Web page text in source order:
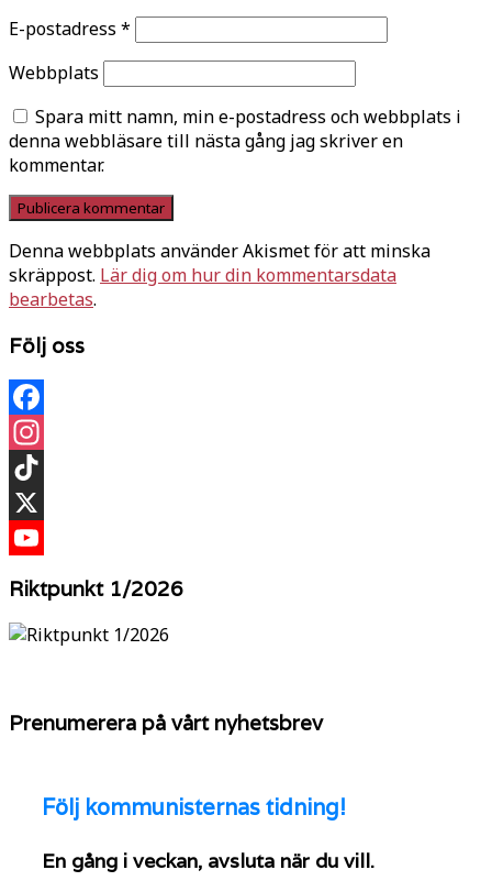
E-postadress *
Webbplats
Spara mitt namn, min e-postadress och webbplats i
denna webbläsare till nästa gång jag skriver en
kommentar.
Denna webbplats använder Akismet för att minska
skräppost. Lär dig om hur din kommentarsdata
bearbetas.
Följ oss
Facebook
Instagram
TikTok
X
Riktpunkt 1/2026
Prenumerera på vårt nyhetsbrev
Följ kommunisternas tidning!
En gång i veckan, avsluta när du vill.